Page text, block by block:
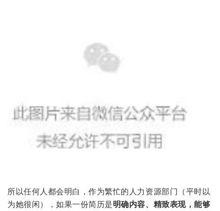
所以任何人都会明白，作为繁忙的人力资源部门（平时以
为她很闲），如果一份简历是明确内容、精致表现，能够